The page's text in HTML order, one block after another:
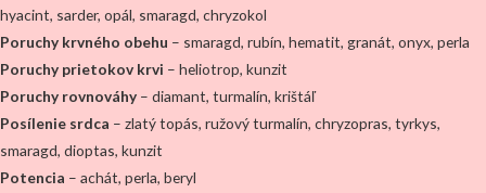
hyacint, sarder, opál, smaragd, chryzokol
Poruchy krvného obehu – smaragd, rubín, hematit, granát, onyx, perla
Poruchy prietokov krvi – heliotrop, kunzit
Poruchy rovnováhy – diamant, turmalín, krištáľ
Posílenie srdca – zlatý topás, ružový turmalín, chryzopras, tyrkys,
smaragd, dioptas, kunzit
Potencia – achát, perla, beryl